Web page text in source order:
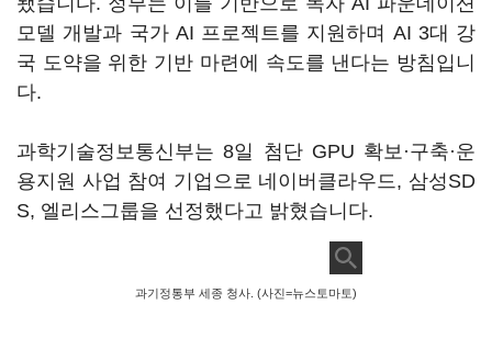
모델 개발과 국가 AI 프로젝트를 지원하며 AI 3대 강
국 도약을 위한 기반 마련에 속도를 낸다는 방침입니
다.
과학기술정보통신부는 8일 첨단 GPU 확보·구축·운
용지원 사업 참여 기업으로 네이버클라우드, 삼성SD
S, 엘리스그룹을 선정했다고 밝혔습니다.
과기정통부 세종 청사. (사진=뉴스토마토)